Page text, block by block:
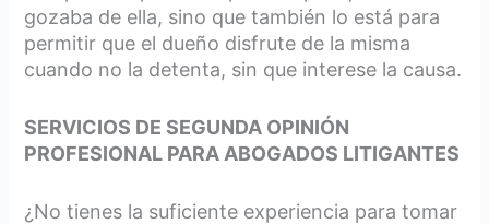
gozaba de ella, sino que también lo está para
permitir que el dueño disfrute de la misma
cuando no la detenta, sin que interese la causa.
SERVICIOS DE SEGUNDA OPINIÓN
PROFESIONAL PARA ABOGADOS LITIGANTES
¿No tienes la suficiente experiencia para tomar